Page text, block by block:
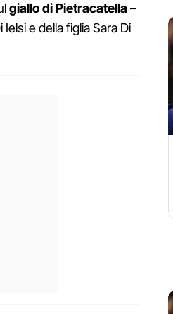
giallo di Pietracatella–
e della figlia Sara Di